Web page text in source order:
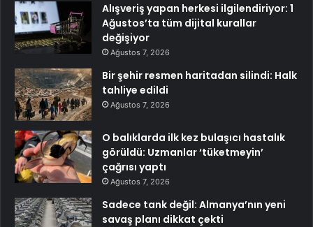
Alışveriş yapan herkesi ilgilendiriyor: 1
Ağustos’ta tüm dijital kurallar
değişiyor
Ağustos 7, 2026
Bir şehir resmen haritadan silindi: Halk
tahliye edildi
Ağustos 7, 2026
O balıklarda ilk kez bulaşıcı hastalık
görüldü: Uzmanlar ‘tüketmeyin’
çağrısı yaptı
Ağustos 7, 2026
Sadece tank değil: Almanya’nın yeni
savaş planı dikkat çekti